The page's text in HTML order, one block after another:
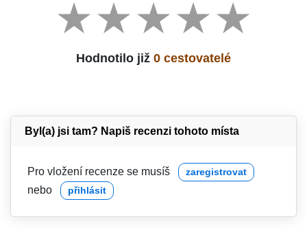
Hodnotilo již 0 cestovatelé
Byl(a) jsi tam? Napiš recenzi tohoto místa
Pro vložení recenze se musíš zaregistrovat
nebo přihlásit